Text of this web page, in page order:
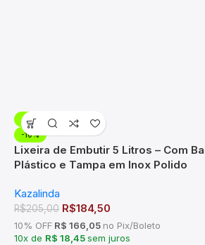
-10%
-10%
Lixeira de Embutir 5 Litros – Com
Plástico e Tampa em Inox Polido
Kazalinda
R$205,00 R$184,50
10% OFF R$ 166,05 no Pix/Boleto
10x de R$ 18,45sem juros